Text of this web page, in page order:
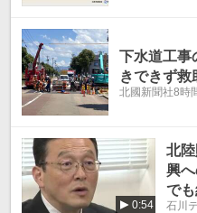
下水道工事
きできず
北國新聞社8時
0:54
北
興
で
石川